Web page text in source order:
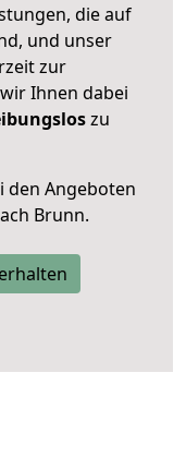
die auf
und unser
zur
Ihnen dabei
zu
den Angeboten
Brunn.